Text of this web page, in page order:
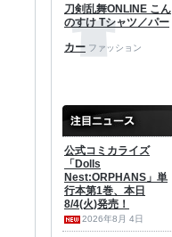
刀剣乱舞ONLINE こん
のすけ Tシャツ／パー
カー ファッション
公式コミカライズ
「Dolls
Nest:ORPHANS」単
行本第1巻、本日
8/4(火)発売！
2026年8月 4日